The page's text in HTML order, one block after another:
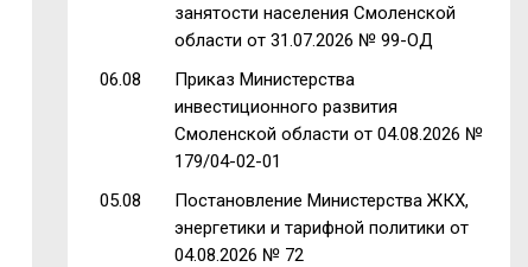
занятости населения Смоленской
области от 31.07.2026 № 99-ОД
06.08
Приказ Министерства
инвестиционного развития
Смоленской области от 04.08.2026 №
179/04-02-01
05.08
Постановление Министерства ЖКХ,
энергетики и тарифной политики от
04.08.2026 № 72